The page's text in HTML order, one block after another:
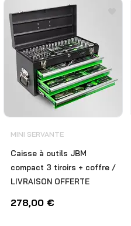
MINI SERVANTE
Caisse à outils JBM
compact 3 tiroirs + coffre /
LIVRAISON OFFERTE
278,00 €